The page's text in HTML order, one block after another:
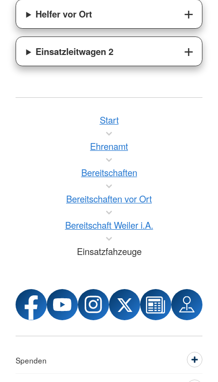
Helfer vor Ort
Einsatzleitwagen 2
Start
Ehrenamt
Bereitschaften
Bereitschaften vor Ort
Bereitschaft Weiler i.A.
Einsatzfahzeuge
Spenden